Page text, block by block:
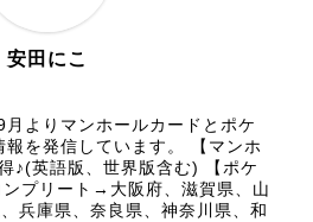
安田にこ
よりマンホールカードとポケ
を発信しています。 【マンホ
♪(英語版、世界版含む) 【ポケ
プリート→大阪府、滋賀県、山
兵庫県、奈良県、神奈川県、和